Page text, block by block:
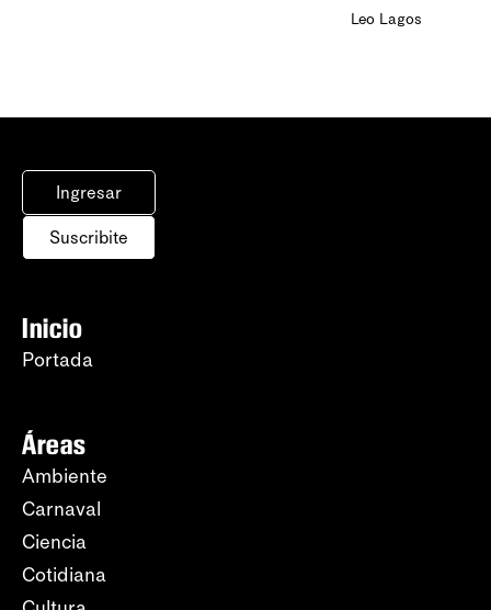
Leo Lagos
Ingresar
Suscribite
Inicio
Portada
Áreas
Ambiente
Carnaval
Ciencia
Cotidiana